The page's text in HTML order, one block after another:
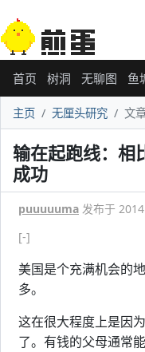
首页 树洞 无聊图 鱼
主页 无厘头研究 文
输在起跑线：相
成功
puuuuuma 发布于
[-]
美国是个充满机会的
多。
这在很大程度上是因
了。有钱的父母通常